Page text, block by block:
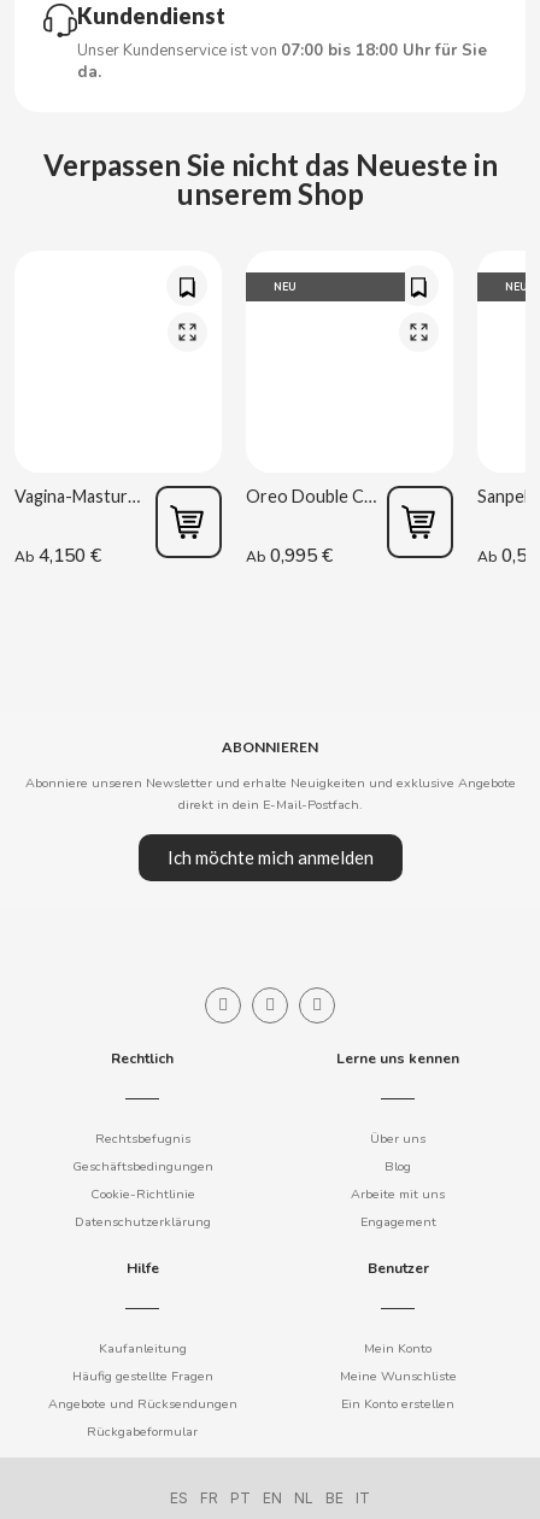
CLIX
COCACOLA
CODAN
CYCLONES CLEAR
DANONE
DISTRIBUCIÓN MAYORISTA
DON SIMON
DORITOS
Kundendienst
Unser Kundenservice ist von 07:00 bis 18:00 Uhr für Sie
da.
Verpassen Sie nicht das Neueste in
unserem Shop
Vagina-Masturbator Estela Galáctica
Ab 4,150 €
NEU
Oreo Double Cream 170 g
Ab 0,995 €
NEU
Ab
ABONNIEREN
Abonniere unseren Newsletter und erhalte Neuigkeiten und exklusive Angebote
direkt in dein E-Mail-Postfach.
Ich möchte mich anmelden
Rechtlich
Rechtsbefugnis
Geschäftsbedingungen
Cookie-Richtlinie
Datenschutzerklärung
Lerne uns kennen
Über uns
Blog
Arbeite mit uns
Engagement
Hilfe
Kaufanleitung
Häufig gestellte Fragen
Angebote und Rücksendungen
Rückgabeformular
Benutzer
Mein Konto
Meine Wunschliste
Ein Konto erstellen
ES FR PT EN NL BE IT